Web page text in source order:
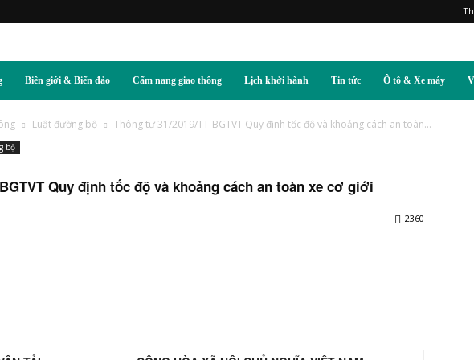
Biên giới & Biển đảo Cẩm nang giao thông Lịch khởi hành Tin tức Ô tô & Xe máy
Luật đường bộ Thông tư 31/2019/TT-BGTVT Quy định tốc độ và khoảng cách an toàn...
bộ
Quy định tốc độ và khoảng cách an toàn xe cơ giới
2360